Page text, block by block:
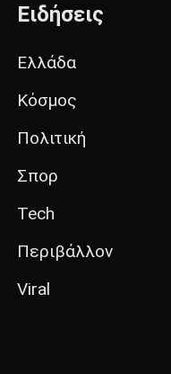
Ειδήσεις
Ελλάδα
Κόσμος
Πολιτική
Σπορ
Tech
Περιβάλλον
Viral